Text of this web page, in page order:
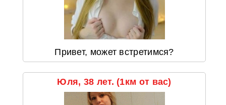
Привет, может встретимся?
Юля, 38 лет. (1км от вас)